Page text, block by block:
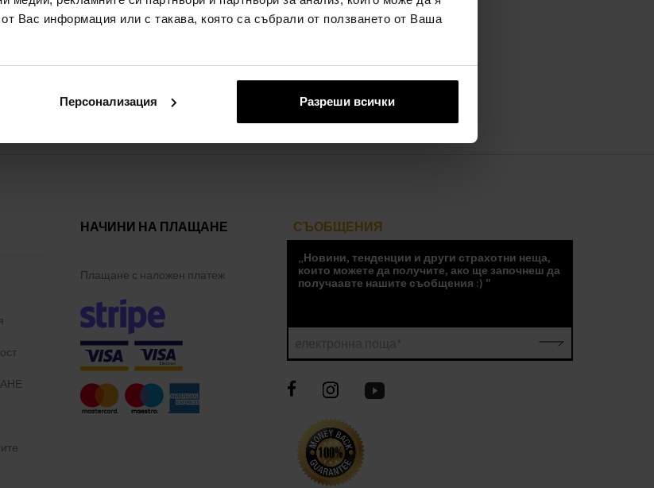
Вас информация или с такава, която са събрали от ползването от Ваша
Персонализация Разреши всички
НАЧИНИ НА ПЛАЩАНЕ
Плащане с наложен платеж
СЪОБЩЕНИЯ
„Новини, тенденции и други страхотни неща,
които можете да получите, ако ще започнеш да
получаавте нашите съобщения :) "